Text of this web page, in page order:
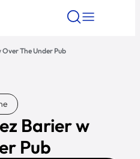
Over The Under Pub
Barier w
Pub